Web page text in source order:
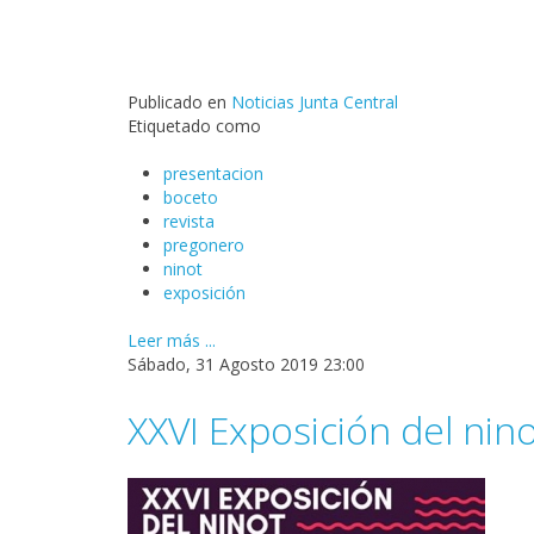
Publicado en Noticias Junta Central
Etiquetado como
presentacion
boceto
revista
pregonero
ninot
exposición
Leer más ...
Sábado, 31 Agosto 2019 23:00
XXVI Exposición del